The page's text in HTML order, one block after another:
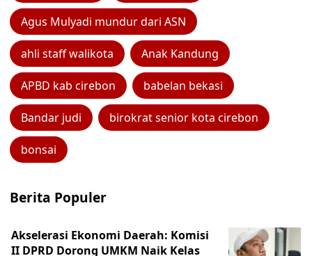
Agus Mulyadi mundur dari ASN
ahli staff walikota Anak Kandung
APBD kab cirebon babelan bekasi
Bandar judi birokrat senior kota cirebon
bonsai
Berita Populer
Akselerasi Ekonomi Daerah: Komisi
II DPRD Dorong UMKM Naik Kelas